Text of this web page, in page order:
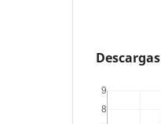
Descargas